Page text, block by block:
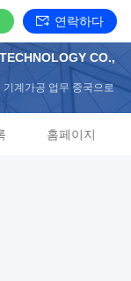
연락하다
CO.,
계가공 업무 중국으로
홈페이지